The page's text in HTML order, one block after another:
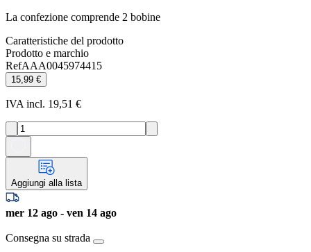
La confezione comprende 2 bobine
Caratteristiche del prodotto
Prodotto e marchio
RefAAA0045974415
15,99 €
IVA incl. 19,51 €
Aggiungi alla lista
mer 12 ago - ven 14 ago
Consegna su strada